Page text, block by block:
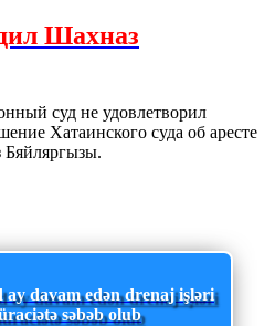
Шахназ
суд не удовлетворил
Хатаинского суда об аресте
ay davam edən drenaj işləri
səbəb olub